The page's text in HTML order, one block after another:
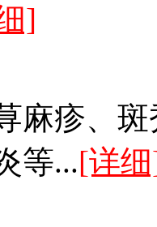
]
麻疹、
等...[详